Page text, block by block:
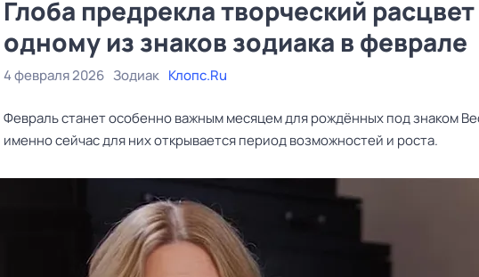
Глоба предрекла творческий расцвет
одному из знаков зодиака в феврале
4 февраля 2026 Зодиак Клопс.Ru
Февраль станет особенно важным месяцем для рождённых под знаком
именно сейчас для них открывается период возможностей и роста.